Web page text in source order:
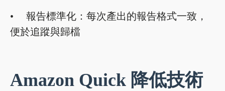
• 報告標準化：每次產出的報告格式一致，
便於追蹤與歸檔
Amazon Quick 降低技術